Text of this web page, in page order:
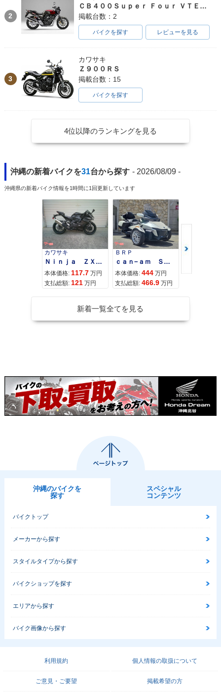
2
ＣＢ４００Ｓｕｐｅｒ Ｆｏｕｒ ＶＴＥＣ ＳＰＥＣ３
掲載台数：2
バイクを探す レビューを見る
3
カワサキ
Ｚ９００ＲＳ
掲載台数：15
バイクを探す
4位以降のランキングを見る
沖縄の新着バイクを31台から探す - 2026/08/09 -
沖縄県の新着バイク情報を1時間に1回更新しています
カワサキ
Ｎｉｎｊａ ＺＸ−４Ｒ ＳＥ
本体価格: 117.7 万円
支払総額: 121 万円
ＢＲＰ
ｃａｎ−ａｍ ＳＰＹＤＥＲ ＲＴ ＬＩＭＩＴＥＤ
本体価格: 444 万円
支払総額: 466.9 万円
スズキ
本体価格:
新着一覧全てを見る
沖縄のバイクを
探す
スペシャル
コンテンツ
バイクトップ
メーカーから探す
スタイルタイプから探す
バイクショップを探す
エリアから探す
バイク画像から探す
利用規約 個人情報の取扱について
ご意見・ご要望 掲載希望の方